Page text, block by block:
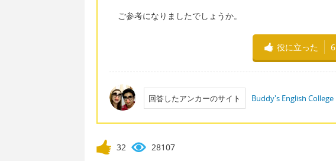
ご参考になりましたでしょうか。
役に立った 6
回答したアンカーのサイト Buddy's English College
32 28107